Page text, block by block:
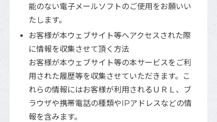
能のない電子メールソフトのご使用をお願いい
たします。
お客様が本ウェブサイト等へアクセスされた際
に情報を収集させて頂く方法
お客様が本ウェブサイト等の本サービスをご利
用された履歴等を収集させていただきます。こ
れらの情報にはお客様が利用されるＵＲＬ、ブ
ラウザや携帯電話の種類やIPアドレスなどの情
報を含みます。